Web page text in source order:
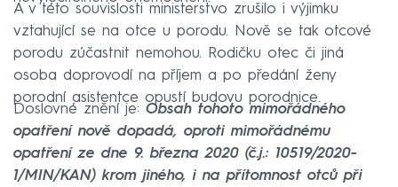
A v této souvislosti ministerstvo zrušilo i výjimku
vztahující se na otce u porodu. Nově se tak otcové
porodu zúčastnit nemohou. Rodičku otec či jiná
osoba doprovodí na příjem a po předání ženy
porodní asistentce opustí budovu porodnice.
Doslovné znění je: Obsah tohoto mimořádného
opatření nově dopadá, oproti mimořádnému
opatření ze dne 9. března 2020 (č.j.: 10519/2020-
1/MIN/KAN) krom jiného, i na přítomnost otců při